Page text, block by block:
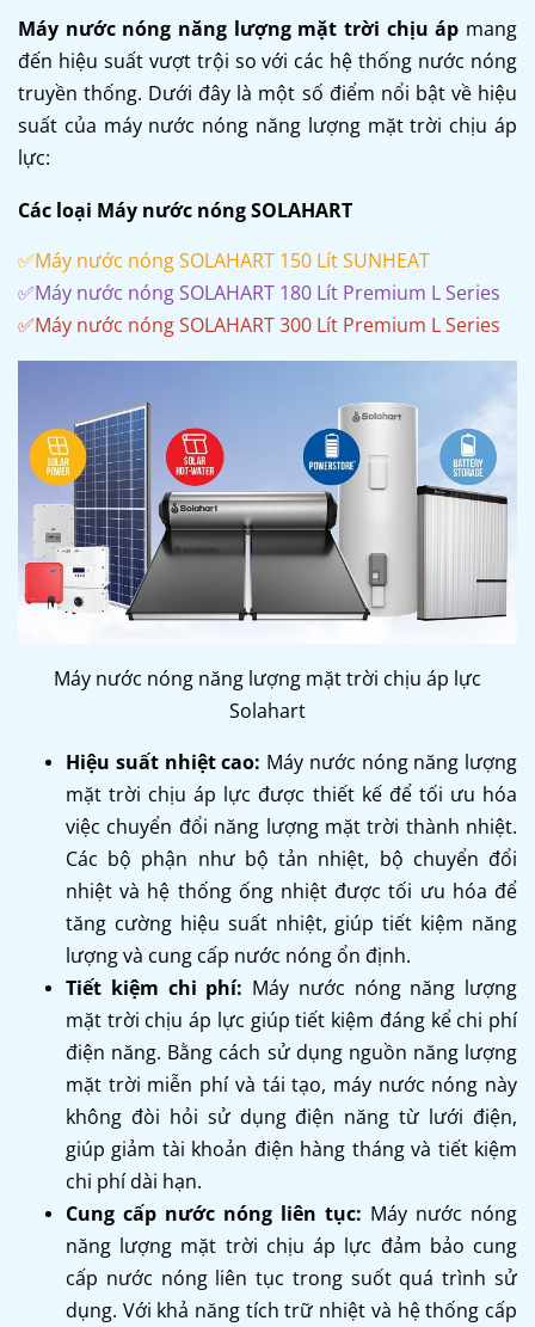
Máy nước nóng năng lượng mặt trời chịu áp mang
đến hiệu suất vượt trội so với các hệ thống nước nóng
truyền thống. Dưới đây là một số điểm nổi bật về hiệu
suất của máy nước nóng năng lượng mặt trời chịu áp
lực:
Các loại Máy nước nóng SOLAHART
✅Máy nước nóng SOLAHART 150 Lít SUNHEAT
✅Máy nước nóng SOLAHART 180 Lít Premium L Series
✅Máy nước nóng SOLAHART 300 Lít Premium L Series
Máy nước nóng năng lượng mặt trời chịu áp lực
Solahart
Hiệu suất nhiệt cao: Máy nước nóng năng lượng
mặt trời chịu áp lực được thiết kế để tối ưu hóa
việc chuyển đổi năng lượng mặt trời thành nhiệt.
Các bộ phận như bộ tản nhiệt, bộ chuyển đổi
nhiệt và hệ thống ống nhiệt được tối ưu hóa để
tăng cường hiệu suất nhiệt, giúp tiết kiệm năng
lượng và cung cấp nước nóng ổn định.
Tiết kiệm chi phí: Máy nước nóng năng lượng
mặt trời chịu áp lực giúp tiết kiệm đáng kể chi phí
điện năng. Bằng cách sử dụng nguồn năng lượng
mặt trời miễn phí và tái tạo, máy nước nóng này
không đòi hỏi sử dụng điện năng từ lưới điện,
giúp giảm tài khoản điện hàng tháng và tiết kiệm
chi phí dài hạn.
Cung cấp nước nóng liên tục: Máy nước nóng
năng lượng mặt trời chịu áp lực đảm bảo cung
cấp nước nóng liên tục trong suốt quá trình sử
dụng. Với khả năng tích trữ nhiệt và hệ thống cấp